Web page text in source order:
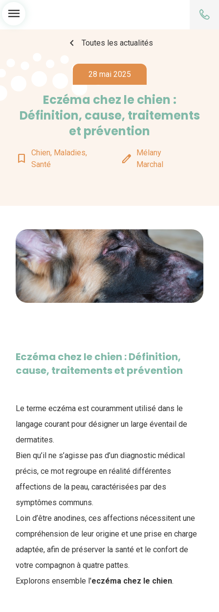
menu
chevron_left Toutes les actualités
28 mai 2025
Eczéma chez le chien :
Définition, cause, traitements
et prévention
bookmark_border
Chien, Maladies,
Santé
edit
Mélany
Marchal
Eczéma chez le chien : Définition,
cause, traitements et prévention
Le terme eczéma est couramment utilisé dans le
langage courant pour désigner un large éventail de
dermatites.
Bien qu’il ne s’agisse pas d’un diagnostic médical
précis, ce mot regroupe en réalité différentes
affections de la peau, caractérisées par des
symptômes communs.
Loin d’être anodines, ces affections nécessitent une
compréhension de leur origine et une prise en charge
adaptée, afin de préserver la santé et le confort de
votre compagnon à quatre pattes.
Explorons ensemble l'eczéma chez le chien.